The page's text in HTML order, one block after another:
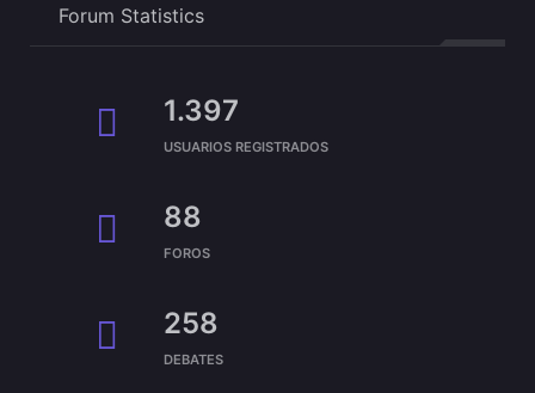
Forum Statistics
1.397
USUARIOS REGISTRADOS
88
FOROS
258
DEBATES